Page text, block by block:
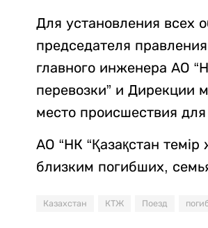
Для установления всех
председателя
главного инженера АО
перевозки” и Дирекции
место происшествия
АО “НК “Қазақстан
близким погибших,
Казахстан КТЖ Поезд